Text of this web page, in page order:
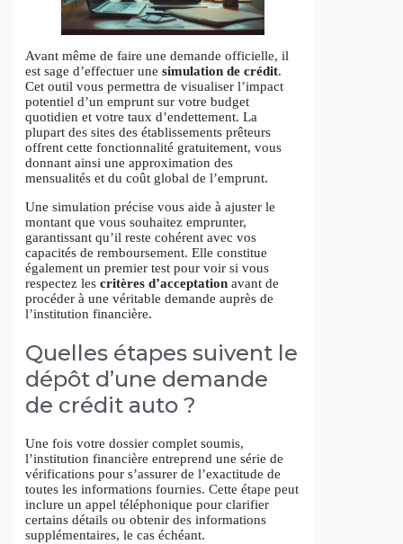
Avant même de faire une demande officielle, il
est sage d’effectuer une simulation de crédit.
Cet outil vous permettra de visualiser l’impact
potentiel d’un emprunt sur votre budget
quotidien et votre taux d’endettement. La
plupart des sites des établissements prêteurs
offrent cette fonctionnalité gratuitement, vous
donnant ainsi une approximation des
mensualités et du coût global de l’emprunt.
Une simulation précise vous aide à ajuster le
montant que vous souhaitez emprunter,
garantissant qu’il reste cohérent avec vos
capacités de remboursement. Elle constitue
également un premier test pour voir si vous
respectez les critères d’acceptation avant de
procéder à une véritable demande auprès de
l’institution financière.
Quelles étapes suivent le
dépôt d’une demande
de crédit auto ?
Une fois votre dossier complet soumis,
l’institution financière entreprend une série de
vérifications pour s’assurer de l’exactitude de
toutes les informations fournies. Cette étape peut
inclure un appel téléphonique pour clarifier
certains détails ou obtenir des informations
supplémentaires, le cas échéant.